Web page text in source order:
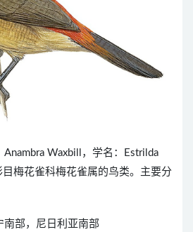
Waxbill，学名：Estrilda
梅花雀科梅花雀属的鸟类。主要分
南部，尼日利亚南部